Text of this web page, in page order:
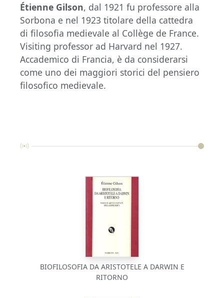
Étienne Gilson, dal 1921 fu professore alla
Sorbona e nel 1923 titolare della cattedra
di filosofia medievale al Collège de France.
Visiting professor ad Harvard nel 1927.
Accademico di Francia, è da considerarsi
come uno dei maggiori storici del pensiero
filosofico medievale.
BIOFILOSOFIA DA ARISTOTELE A DARWIN E
RITORNO